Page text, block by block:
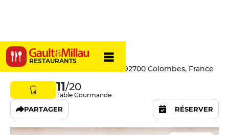
RESTAURANTS
Chez Mimi
3 bis Place du Général Leclerc, 92700 Colombes, France
11/20
Table Gourmande
PARTAGER RÉSERVER